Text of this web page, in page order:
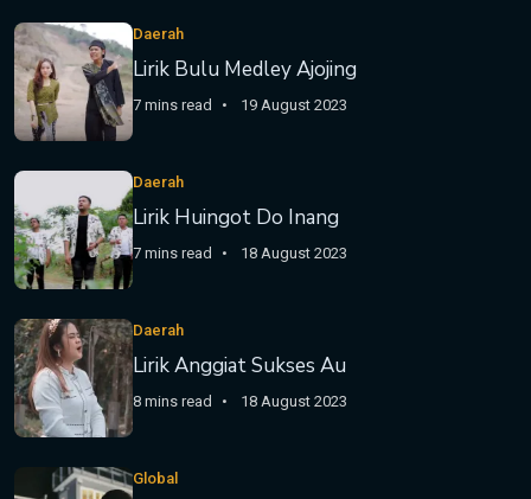
Daerah
Lirik Bulu Medley Ajojing
7 mins read 19 August 2023
Daerah
Lirik Huingot Do Inang
7 mins read 18 August 2023
Daerah
Lirik Anggiat Sukses Au
8 mins read 18 August 2023
Global